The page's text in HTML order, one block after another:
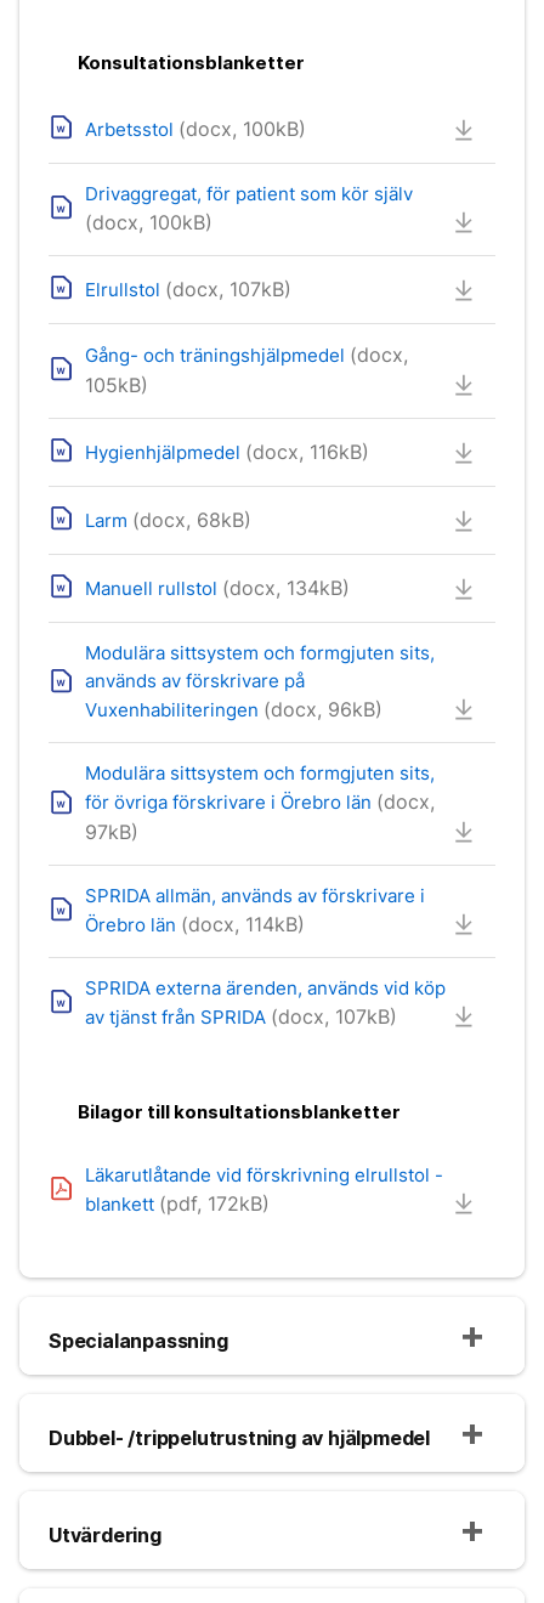
Konsultationsblanketter
Arbetsstol (docx, 100kB)
Drivaggregat, för patient som kör själv
(docx, 100kB)
Elrullstol (docx, 107kB)
Gång- och träningshjälpmedel (docx,
105kB)
Hygienhjälpmedel (docx, 116kB)
Larm (docx, 68kB)
Manuell rullstol (docx, 134kB)
Modulära sittsystem och formgjuten sits,
används av förskrivare på
Vuxenhabiliteringen (docx, 96kB)
Modulära sittsystem och formgjuten sits,
för övriga förskrivare i Örebro län (docx,
97kB)
SPRIDA allmän, används av förskrivare i
Örebro län (docx, 114kB)
SPRIDA externa ärenden, används vid köp
av tjänst från SPRIDA (docx, 107kB)
Bilagor till konsultationsblanketter
Läkarutlåtande vid förskrivning elrullstol -
blankett (pdf, 172kB)
Specialanpassning
Dubbel- /trippelutrustning av hjälpmedel
Utvärdering